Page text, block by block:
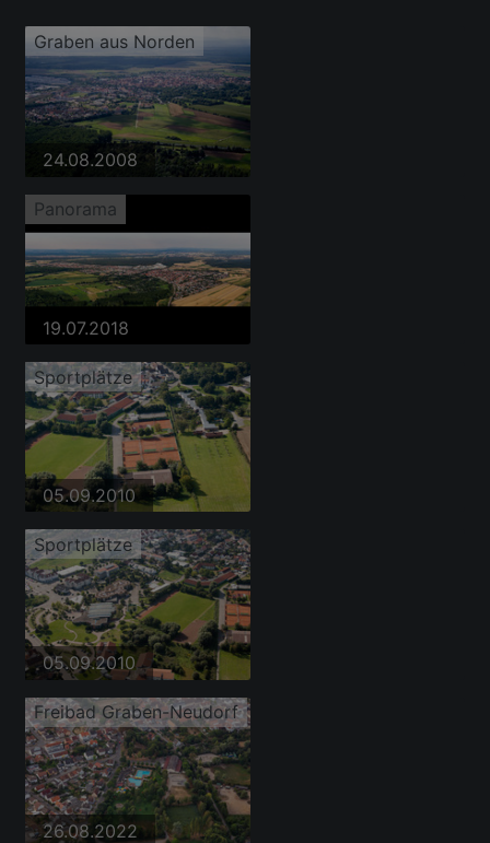
Graben aus Norden
24.08.2008
Panorama
19.07.2018
Sportplätze
05.09.2010
Sportplätze
05.09.2010
Freibad Graben-Neudorf
26.08.2022